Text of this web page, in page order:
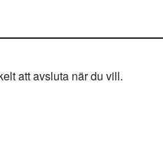
att avsluta när du vill.